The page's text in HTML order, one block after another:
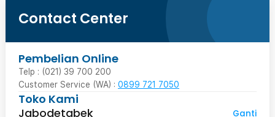
Contact Center
Pembelian Online
Telp : (021) 39 700 200
Customer Service (WA) : 0899 721 7050
Toko Kami
Jabodetabek
Ganti